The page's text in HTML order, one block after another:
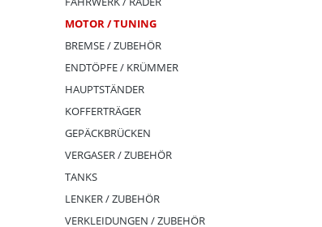
MOTOR / TUNING
BREMSE / ZUBEHÖR
ENDTÖPFE / KRÜMMER
HAUPTSTÄNDER
KOFFERTRÄGER
GEPÄCKBRÜCKEN
VERGASER / ZUBEHÖR
TANKS
LENKER / ZUBEHÖR
VERKLEIDUNGEN / ZUBEHÖR